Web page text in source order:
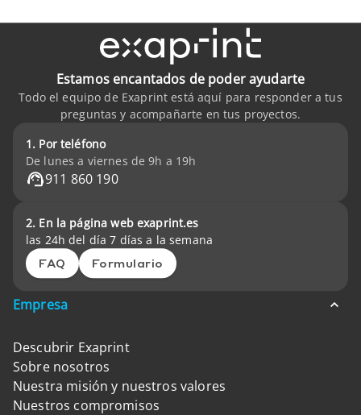
Estamos encantados de poder ayudarte
Todo el equipo de Exaprint está aquí para responder a tus
preguntas y acompañarte en tus proyectos.
1. Por teléfono
De lunes a viernes de 9h a 19h
911 860 190
2. En la página web exaprint.es
las 24h del día 7 días a la semana
FAQ Formulario
Empresa
Descubrir Exaprint
Sobre nosotros
Nuestra misión y nuestros valores
Nuestros compromisos